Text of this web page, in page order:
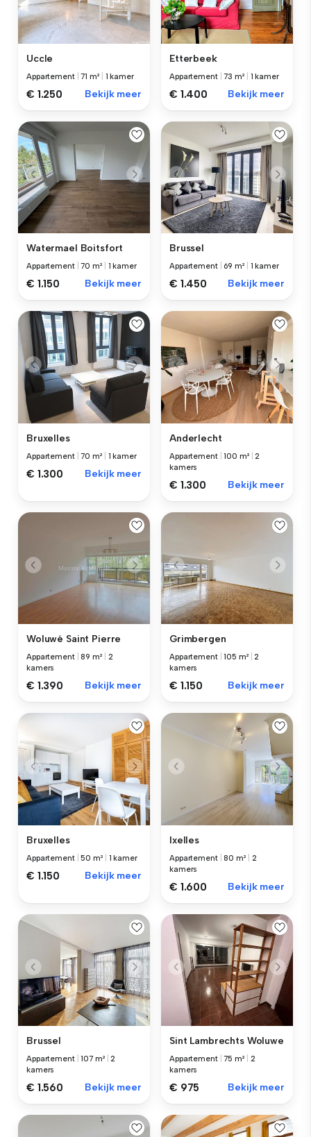
Uccle
Appartement |71 m² 1 kamer
€ 1.250 Bekijk meer
Etterbeek
Appartement |73 m² 1 kamer
€ 1.400 Bekijk meer
Watermael Boitsfort
Appartement |70 m² 1 kamer
€ 1.150 Bekijk meer
Brussel
Appartement 69 m² 1 kamer
€ 1.450 Bekijk meer
Bruxelles
Appartement |70 m² 1 kamer
€ 1.300 Bekijk meer
Anderlecht
Appartement |100 m² |2
kamers
€ 1.300 Bekijk meer
Woluwé Saint Pierre
Appartement |89 m²
2
kamers
€ 1.390 Bekijk meer
Grimbergen
Appartement |105 m² |2
kamers
€ 1.150 Bekijk meer
Bruxelles
Appartement |50 m² 1 kamer
€ 1.150 Bekijk meer
Ixelles
Appartement |80 m²
2
kamers
€ 1.600 Bekijk meer
Brussel
Appartement |107 m² |2
kamers
€ 1.560 Bekijk meer
Sint Lambrechts Woluwe
Appartement |75 m²
2
kamers
€ 975 Bekijk meer